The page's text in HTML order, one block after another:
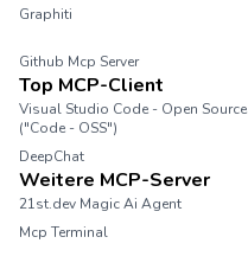
Graphiti
Github Mcp Server
Top MCP-Client
Visual Studio Code - Open Source
("Code - OSS")
DeepChat
Weitere MCP-Server
21st.dev Magic Ai Agent
Mcp Terminal